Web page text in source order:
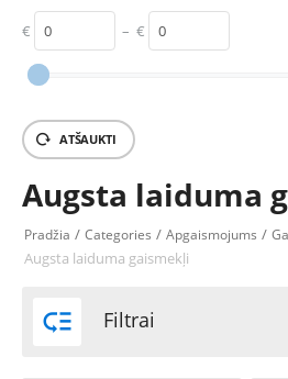
€ – €
0
ATŠAUKTI
Augsta laiduma
Pradžia / Categories / Apgaismojums /
Augsta laiduma gaismekļi
 Filtrai